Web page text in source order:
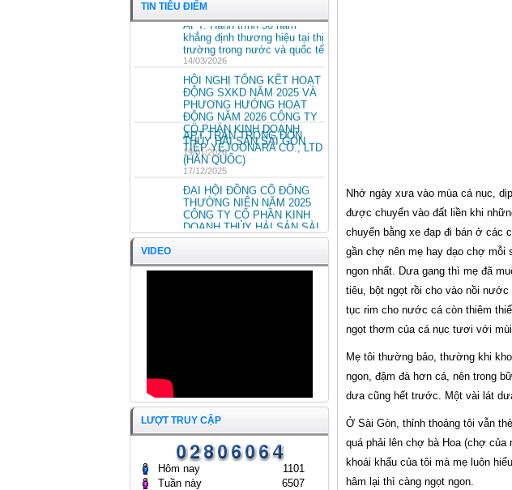
Nhớ ngày xưa vào mùa cá nục,
được chuyển vào đất liền khi
chuyển bằng xe đạp đi bán ở các
gần chợ nên mẹ hay dạo chợ
ngon nhất. Dưa gang thì mẹ đã
tiêu, bột ngọt rồi cho vào nồi
tục rim cho nước cá còn thiêm
ngọt thơm của cá nục tươi với
Mẹ tôi thường bảo, thường khi
ngon, đậm đà hơn cá, nên trong
dưa cũng hết trước. Một vài lát
Ở Sài Gòn, thỉnh thoảng tôi vẫn
quá phải lên chợ bà Hoa (chợ
khoái khẩu của tôi mà mẹ luôn
hâm lại thì càng ngọt ngon.
Khoai mỡ xay
TIN TIÊU ĐIỂM
APT: Hành trình 50 năm
khẳng định thương hiệu tại thị
trường trong nước và quốc tế
14/03/2026
HỘI NGHỊ TỔNG KẾT HOẠT
ĐỘNG SXKD NĂM 2025 VÀ
PHƯƠNG HƯỚNG HOẠT
ĐỘNG NĂM 2026 CÔNG TY
CỔ PHẦN KINH DOANH
THỦY HẢI SẢN SÀI GÒN
19/01/2026
APT TRÂN TRỌNG ĐÓN
TIẾP YEJOONARA CO., LTD
(HÀN QUỐC)
17/12/2025
ĐẠI HỘI ĐỒNG CỔ ĐÔNG
THƯỜNG NIÊN NĂM 2025
CÔNG TY CỔ PHẦN KINH
DOANH THỦY HẢI SẢN SÀI
GÒN.
ĐẠI HỘI ĐỒNG CỔ ĐÔNG
CÔNG TY CỔ PHẦN KINH
VIDEO
LƯỢT TRUY CẬP
Hôm nay
1101
Tuần này
6507